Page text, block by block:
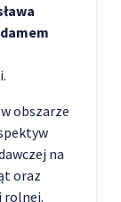
obszarze
na
oraz
rolnej.